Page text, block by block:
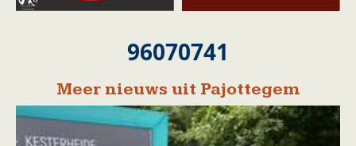
96070741
Meer nieuws uit Pajottegem